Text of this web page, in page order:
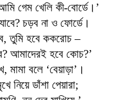
গেম খেলি কী-বোর্ডে।’
চড়ব না ও ফোর্ডে।
তুমি হবে ককরোচ –
আমাদেরই হবে কোচ?’
মামা বলে ‘বেয়াড়া’ ।
নিয়ে ডাঁশা পেয়ারা;